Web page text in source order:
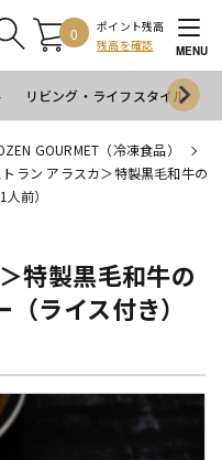
0
ポイント残高
残高を確認
MENU
リビング・ライフスタイル
GOURMET（冷凍食品）
ラン アラスカ＞特製黒毛和牛の
前）
特製黒毛和牛の
ライス付き）